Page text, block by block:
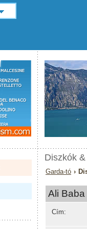
Diszkók
Garda-tó ›
Ali Baba
Cím: